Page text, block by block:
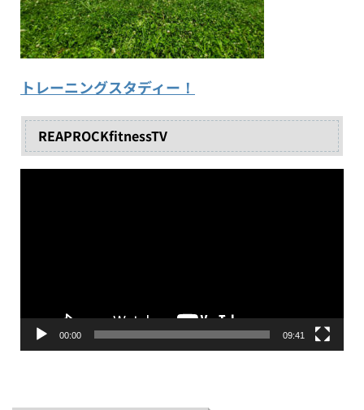
トレーニングスタディー！
REAPROCKfitnessTV
00:00 09:41